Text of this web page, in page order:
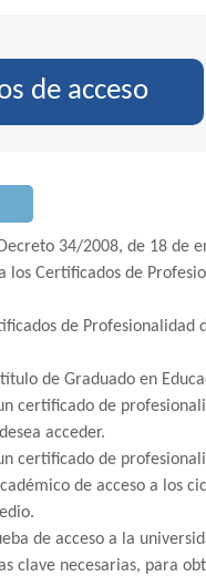
de acceso
34/2008, de 18 de
los Certificados de
de
de Graduado en
certificado de
acceder.
certificado de
de acceso a los
de acceso a la
clave necesarias, para